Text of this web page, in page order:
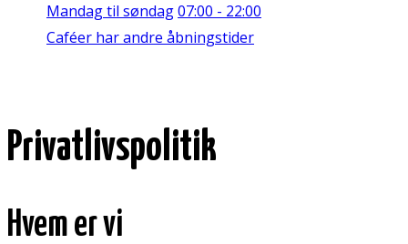
Mandag til søndag07:00 - 22:00
Caféer har andre åbningstider
Privatlivspolitik
Hvem er vi